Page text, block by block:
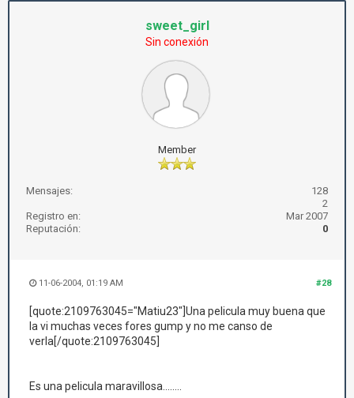
sweet_girl
Sin conexión
Member
Mensajes:
128
2
Registro en:
Mar 2007
Reputación:
0
#28
11-06-2004, 01:19 AM
[quote:2109763045="Matiu23"]Una pelicula muy buena que
la vi muchas veces fores gump y no me canso de
verla[/quote:2109763045]
Es una pelicula maravillosa........